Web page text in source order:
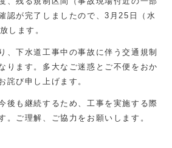
認が完了しましたので、3月25日（水
します。
下水道工事中の事故に伴う交通規制
ります。多大なご迷惑とご不便をおか
詫び申し上げます。
後も継続するため、工事を実施する際
。ご理解、ご協力をお願いします。